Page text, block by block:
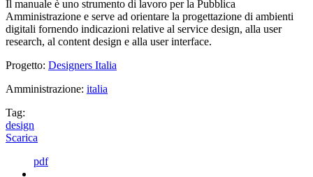
Il manuale è uno strumento di lavoro per la Pubblica
Amministrazione e serve ad orientare la progettazione di ambienti
digitali fornendo indicazioni relative al service design, alla user
research, al content design e alla user interface.
Progetto: Designers Italia
Amministrazione: italia
Tag:
design
Scarica
pdf